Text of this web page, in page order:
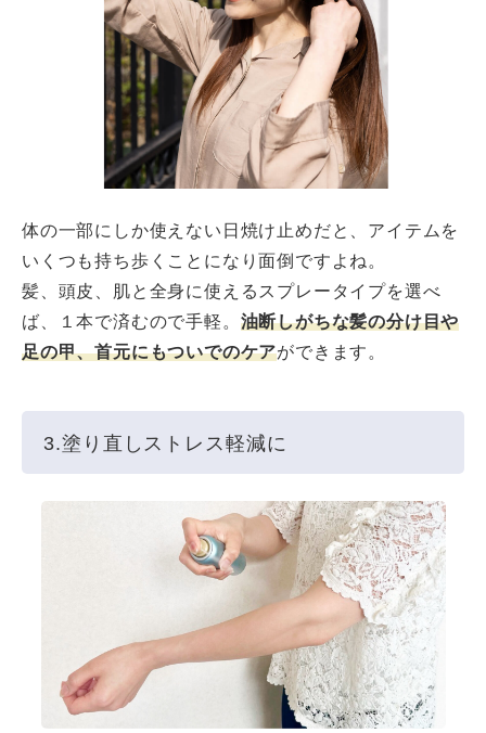
体の一部にしか使えない日焼け止めだと、アイテムを
いくつも持ち歩くことになり面倒ですよね。
髪、頭皮、肌と全身に使えるスプレータイプを選べ
ば、１本で済むので手軽。 油断しがちな髪の分け目や
足の甲、首元にもついでのケアができます。
3.塗り直しストレス軽減に